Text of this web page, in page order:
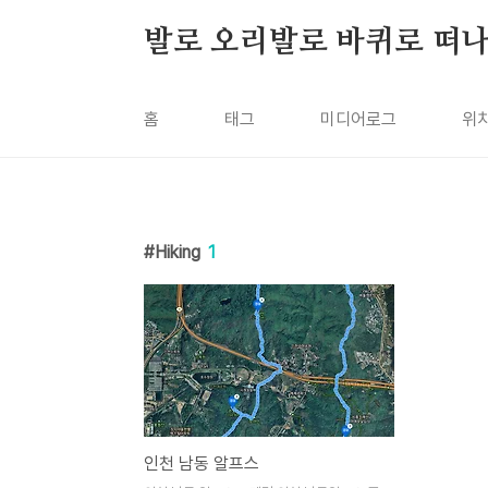
발로 오리발로 바퀴로 떠
홈 태그 미디어로그 위
Hiking 1
인천 남동 알프스